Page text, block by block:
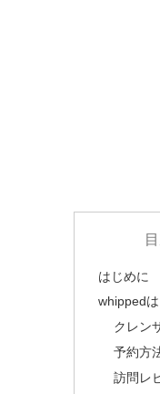
はじめに
whipped
クレン
予約方
訪問レ